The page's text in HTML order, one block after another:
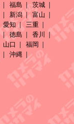
福島
茨城
新潟
富山
愛知
三重
徳島
香川
山口
福岡
沖縄